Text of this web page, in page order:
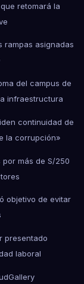
retomará la
rampas asignadas
del campus de
infraestructura
continuidad de
la corrupción»
por más de S/250
objetivo de evitar
presentado
laboral
Gallery